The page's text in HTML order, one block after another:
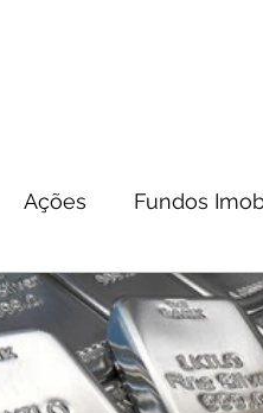
Ações Fundos
ETF Economia
Cursos Frases